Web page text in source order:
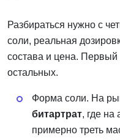
Разбираться нужно с
соли, реальная
состава и цена. Первый
остальных.
Форма соли. На
битартрат, где на
примерно треть